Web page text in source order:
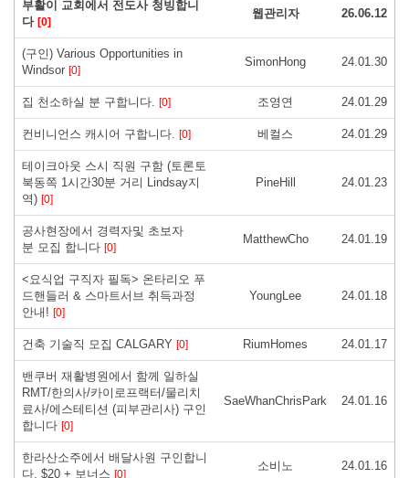
부활이 교회에서 전도사 청빙합니
다 [0]
웹관리자 26.06.12
(구인) Various Opportunities in
Windsor [0]
SimonHong 24.01.30
집 천소하실 분 구합니다. [0] 조영연 24.01.29
컨비니언스 캐시어 구합니다. [0] 베컬스 24.01.29
테이크아웃 스시 직원 구함 (토론토
북동쪽 1시간30분 거리 Lindsay지
역) [0]
PineHill 24.01.23
공사현장에서 경력자및 초보자
분 모집 합니다 [0]
MatthewCho 24.01.19
<요식업 구직자 필독> 온타리오 푸
드핸들러 & 스마트서브 취득과정
안내! [0]
YoungLee 24.01.18
건축 기술직 모집 CALGARY [0] RiumHomes 24.01.17
밴쿠버 재활병원에서 함께 일하실
RMT/한의사/카이로프랙터/물리치
료사/에스테티션 (피부관리사) 구인
합니다 [0]
SaeWhanChrisPark 24.01.16
한라산소주에서 배달사원 구인합니
다. $20 + 보너스 [0]
소비노 24.01.16